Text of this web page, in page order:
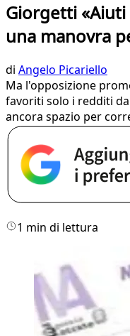
Giorgetti
una manovra
di Angelo Picariello
Ma l'opposizione
favoriti solo i redditi da
ancora spazio per
1 min di lettura